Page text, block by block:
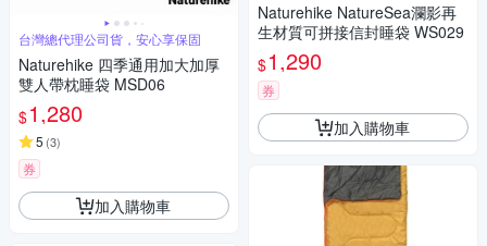
台灣總代理公司貨，安心享保固
Naturehike 四季通用加大加厚
雙人帶枕睡袋 MSD06
$1,280
5 (3)
券
加入購物車
Naturehike NatureSea瀾影再
生材質可拼接信封睡袋 WS029
$1,290
券
加入購物車